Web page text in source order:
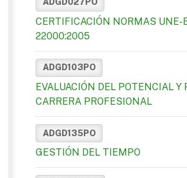
ADGD027PO
CERTIFICACIÓN NORMAS UNE-
22000:2005
ADGD103PO
EVALUACIÓN DEL POTENCIAL Y
CARRERA PROFESIONAL
ADGD135PO
GESTIÓN DEL TIEMPO